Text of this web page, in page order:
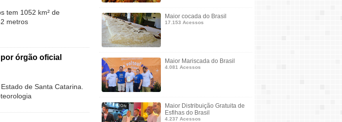
tem 1052 km² de
metros
órgão oficial
de Santa Catarina.
Maior cocada do Brasil
17.153 Acessos
Maior Mariscada do Brasil
4.081 Acessos
Maior Distribuição Gratuita de
Esfihas do Brasil
4.237 Acessos